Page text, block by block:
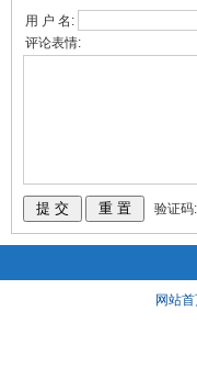
用 户 名:
评论表情:
验证码:
网站